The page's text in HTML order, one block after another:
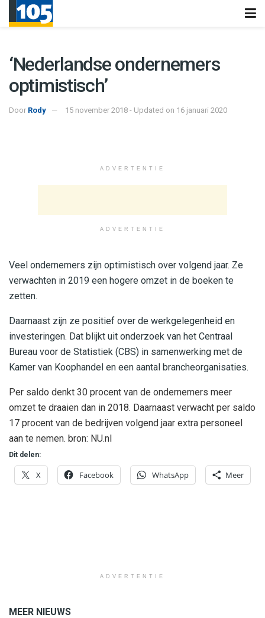
‘Nederlandse ondernemers
optimistisch’
Door Rody 15 november 2018 - Updated on 16 januari 2020
ADVERTENTIE
ADVERTENTIE
Veel ondernemers zijn optimistisch over volgend jaar. Ze
verwachten in 2019 een hogere omzet in de boeken te
zetten.
Daarnaast zijn ze positief over de werkgelegenheid en
investeringen. Dat blijkt uit onderzoek van het Centraal
Bureau voor de Statistiek (CBS) in samenwerking met de
Kamer van Koophandel en een aantal brancheorganisaties.
Per saldo denkt 30 procent van de ondernemers meer
omzet te draaien dan in 2018. Daarnaast verwacht per saldo
17 procent van de bedrijven volgend jaar extra personeel
aan te nemen. bron: NU.nl
Dit delen:
X Facebook WhatsApp Meer
ADVERTENTIE
MEER NIEUWS